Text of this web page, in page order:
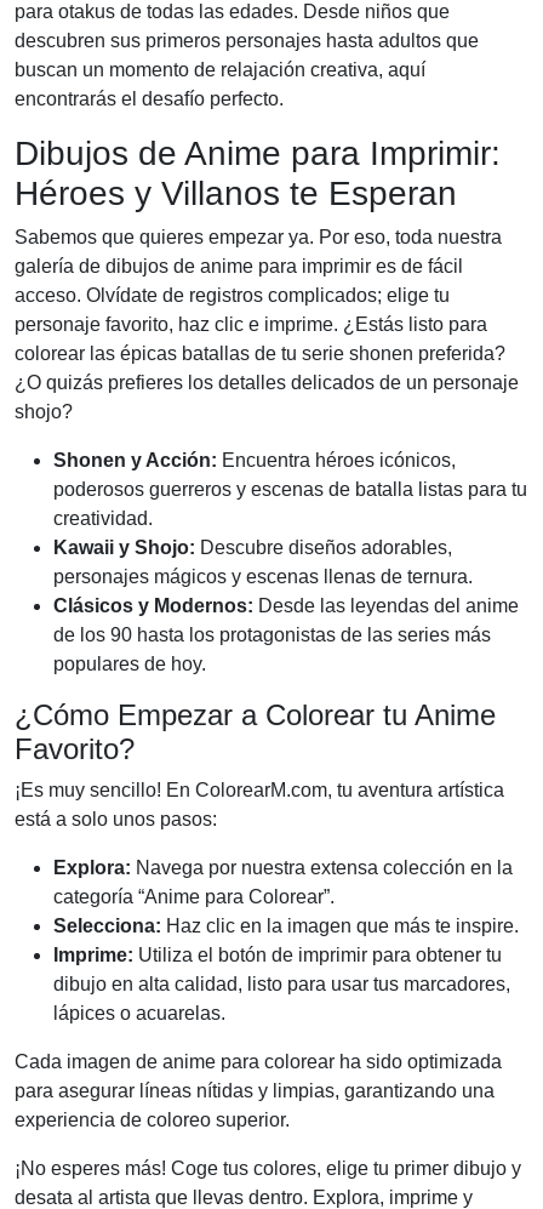
para otakus de todas las edades. Desde niños que
descubren sus primeros personajes hasta adultos que
buscan un momento de relajación creativa, aquí
encontrarás el desafío perfecto.
Dibujos de Anime para Imprimir:
Héroes y Villanos te Esperan
Sabemos que quieres empezar ya. Por eso, toda nuestra
galería de dibujos de anime para imprimir es de fácil
acceso. Olvídate de registros complicados; elige tu
personaje favorito, haz clic e imprime. ¿Estás listo para
colorear las épicas batallas de tu serie shonen preferida?
¿O quizás prefieres los detalles delicados de un personaje
shojo?
Shonen y Acción: Encuentra héroes icónicos,
poderosos guerreros y escenas de batalla listas para tu
creatividad.
Kawaii y Shojo: Descubre diseños adorables,
personajes mágicos y escenas llenas de ternura.
Clásicos y Modernos: Desde las leyendas del anime
de los 90 hasta los protagonistas de las series más
populares de hoy.
¿Cómo Empezar a Colorear tu Anime
Favorito?
¡Es muy sencillo! En ColorearM.com, tu aventura artística
está a solo unos pasos:
Explora: Navega por nuestra extensa colección en la
categoría “Anime para Colorear”.
Selecciona: Haz clic en la imagen que más te inspire.
Imprime: Utiliza el botón de imprimir para obtener tu
dibujo en alta calidad, listo para usar tus marcadores,
lápices o acuarelas.
Cada imagen de anime para colorear ha sido optimizada
para asegurar líneas nítidas y limpias, garantizando una
experiencia de coloreo superior.
¡No esperes más! Coge tus colores, elige tu primer dibujo y
desata al artista que llevas dentro. Explora, imprime y